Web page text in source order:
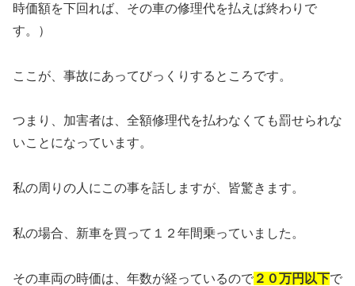
時価額を下回れば、その車の修理代を払えば終わりで
す。）
ここが、事故にあってびっくりするところです。
つまり、 加害者は、全額修理代を払わなくても罰せられな
いこと になっています。
私の周りの人にこの事を話しますが、皆驚きます。
私の場合、新車を買って１２年間乗っていました。
その車両の時価は、年数が経っているので ２０万円以下で